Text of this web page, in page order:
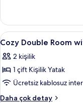
hakkında
daha
fazla
detay
Cozy
Double
Room
with
No
Window
7
Cozy Double Room
2 kişilik
1 çift Kişilik Yatak
Ücretsiz kablosuz
Daha çok detay
Cozy